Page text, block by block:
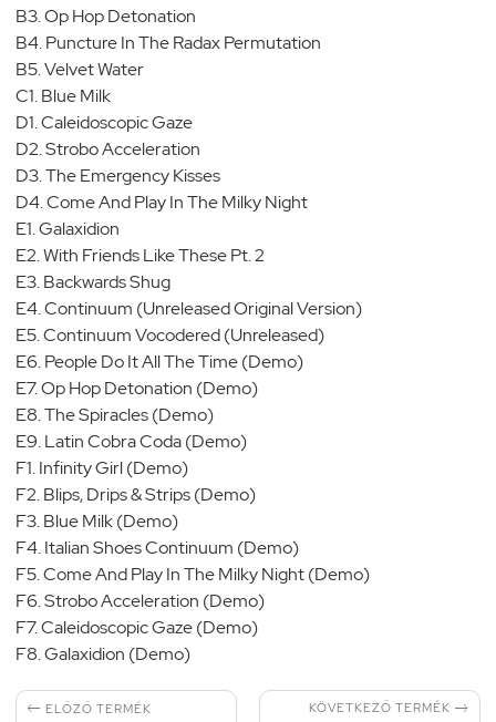
B3. Op Hop Detonation
B4. Puncture In The Radax Permutation
B5. Velvet Water
C1. Blue Milk
D1. Caleidoscopic Gaze
D2. Strobo Acceleration
D3. The Emergency Kisses
D4. Come And Play In The Milky Night
E1. Galaxidion
E2. With Friends Like These Pt. 2
E3. Backwards Shug
E4. Continuum (Unreleased Original Version)
E5. Continuum Vocodered (Unreleased)
E6. People Do It All The Time (Demo)
E7. Op Hop Detonation (Demo)
E8. The Spiracles (Demo)
E9. Latin Cobra Coda (Demo)
F1. Infinity Girl (Demo)
F2. Blips, Drips & Strips (Demo)
F3. Blue Milk (Demo)
F4. Italian Shoes Continuum (Demo)
F5. Come And Play In The Milky Night (Demo)
F6. Strobo Acceleration (Demo)
F7. Caleidoscopic Gaze (Demo)
F8. Galaxidion (Demo)
 ELŐZŐ TERMÉK KÖVETKEZŐ TERMÉK 